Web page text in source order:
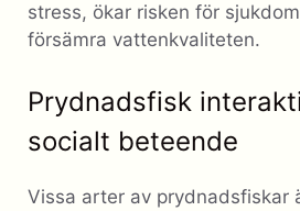
stress, ökar risken för
försämra vattenkvaliteten.
Prydnadsfisk
socialt beteende
Vissa arter av prydnadsfiskar